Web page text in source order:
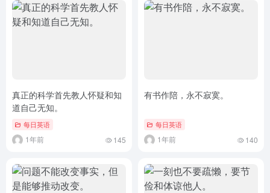
真正的科学首先教人怀疑和知
道自己无知。
每日英语
1年前 145
有书作陪，永不寂寞。
每日英语
1年前 140